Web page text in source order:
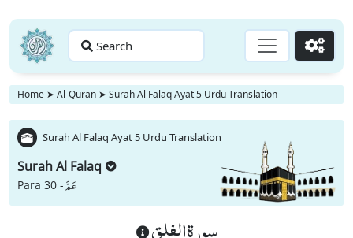
Search Go
Home ➤ Al-Quran ➤ Surah Al Falaq Ayat 5 Urdu Translation
Surah Al Falaq Ayat 5 Urdu Translation
Surah Al Falaq
Para 30 -عَمَّ
سورة الفلق